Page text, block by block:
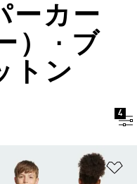
ーカー
） · ブ
トン
4
ものリストに追加